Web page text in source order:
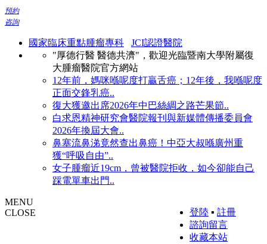
預約
咨詢
國家臨床重點腫瘤專科
JCI認證醫院
"厚德行醫 醫德共濟"，歡迎光臨暨南大學附屬復
大腫瘤醫院官方網站
12年前，媽咪喺呢度打贏舌癌；12年後，我喺呢度
正面交鋒乳癌..
復大獲邀出席2026年中巴絲綢之路芒果節..
白求恩精神研究會醫院報刊與新媒體傳播委員會
2026年換屆大會..
鼻塞流鼻涕竟然查出鼻癌！中亞大叔喺廣州重
獲“呼吸自由”..
女子腫瘤近19cm，曾被醫院拒收，如今卻能自己
踩電單車出門..
登陸 ▪ 註冊
諮詢留言
收藏本站
MENU
CLOSE